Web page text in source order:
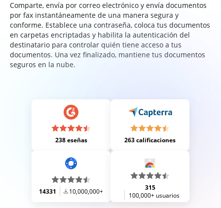
Comparte, envía por correo electrónico y envía documentos
por fax instantáneamente de una manera segura y
conforme. Establece una contraseña, coloca tus documentos
en carpetas encriptadas y habilita la autenticación del
destinatario para controlar quién tiene acceso a tus
documentos. Una vez finalizado, mantiene tus documentos
seguros en la nube.
238 eseñas 263 calificaciones
14331 10,000,000+
315
100,000+ usuarios